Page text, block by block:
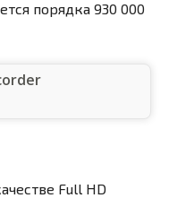
порядка 930 000
Full HD